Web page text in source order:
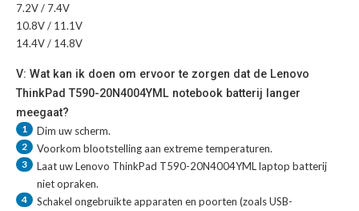
7.2V / 7.4V
10.8V / 11.1V
14.4V / 14.8V
V: Wat kan ik doen om ervoor te zorgen dat de Lenovo
ThinkPad T590-20N4004YML notebook batterij langer
meegaat?
1 Dim uw scherm.
2 Voorkom blootstelling aan extreme temperaturen.
3 Laat uwLenovo ThinkPad T590-20N4004YML laptop batterij
niet opraken.
4
Schakel ongebruikte apparaten en poorten (zoals USB-